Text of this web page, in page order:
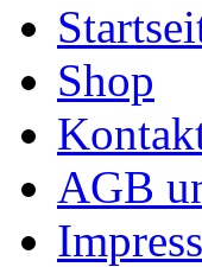
Shop
AGB